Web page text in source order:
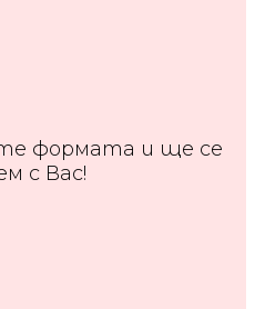
формата и ще се
с Вас!